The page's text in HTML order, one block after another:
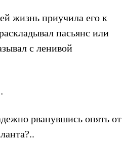
жизнь приучила его к
пасьянс или
с ленивой
рванувшись опять от